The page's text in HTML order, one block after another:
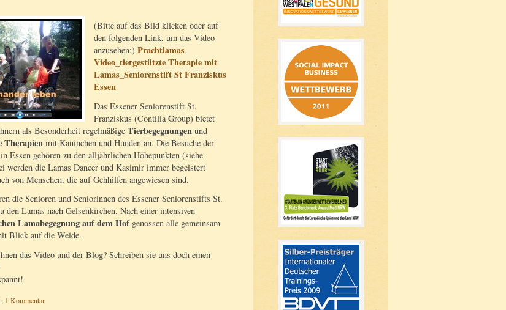
(Bitte auf das Bild klicken oder auf
den folgenden Link, um das Video
anzusehen:) Prachtlamas
Video_tiergestützte Therapie mit
Lamas_Seniorenstift St Franziskus
Essen
Das Essener Seniorenstift St.
Franziskus (Contilia Group) bietet
als Besonderheit regelmäßige Tierbegegnungen und
Therapien mit Kaninchen und Hunden an. Die Besuche der
Essen gehören zu den alljährlichen Höhepunkten (siehe
werden die Lamas Dancer und Kasimir immer begeistert
von Menschen, die auf Gehhilfen angewiesen sind.
die Senioren und Seniorinnen des Essener Seniorenstifts St.
den Lamas nach Gelsenkirchen. Nach einer intensiven
Lamabegegnung auf dem Hofgenossen alle gemeinsam
Blick auf die Weide.
das Video und der Blog? Schreiben sie uns doch einen
1 Kommentar